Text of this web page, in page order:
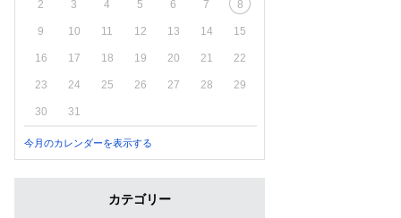
2 3 4 5 6 7 8
9 10 11 12 13 14 15
16 17 18 19 20 21 22
23 24 25 26 27 28 29
30 31
今月のカレンダーを表示する
カテゴリー